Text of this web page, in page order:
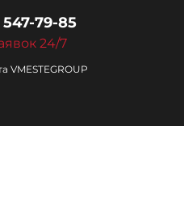
79-85
24/7
VMESTEGROUP